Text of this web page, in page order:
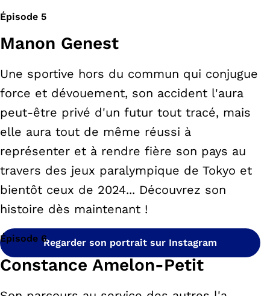
Épisode 5
Manon Genest
Une sportive hors du commun qui conjugue
force et dévouement, son accident l'aura
peut-être privé d'un futur tout tracé, mais
elle aura tout de même réussi à
représenter et à rendre fière son pays au
travers des jeux paralympique de Tokyo et
bientôt ceux de 2024... Découvrez son
histoire dès maintenant !
Regarder son portrait sur Instagram
Épisode 6
Constance Amelon-Petit